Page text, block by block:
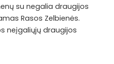
su negalia draugijos
Rasos Zelbienės.
neįgaliųjų draugijos